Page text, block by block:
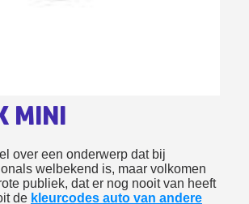
je in voor de nieuwsbrief: €5 korting
gratis vanaf een aankoopwaarde van 30€.
offerte in minder dan 1 minuut
MINI
over een onderwerp dat bij
welbekend is, maar volkomen
publiek, dat er nog nooit van heeft
de kleurcodes auto van andere